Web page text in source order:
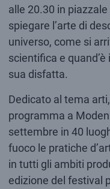
alle 20.30 in
spiegare l’arte di
universo, come si
scientifica e
sua disfatta.
Dedicato al tema
programma a
settembre in 40
fuoco le pratiche
in tutti gli ambiti
edizione del festival